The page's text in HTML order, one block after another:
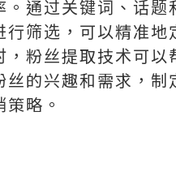
。通过关键词、话题
行筛选，可以精准地
，粉丝提取技术可以
丝的兴趣和需求，制
略。